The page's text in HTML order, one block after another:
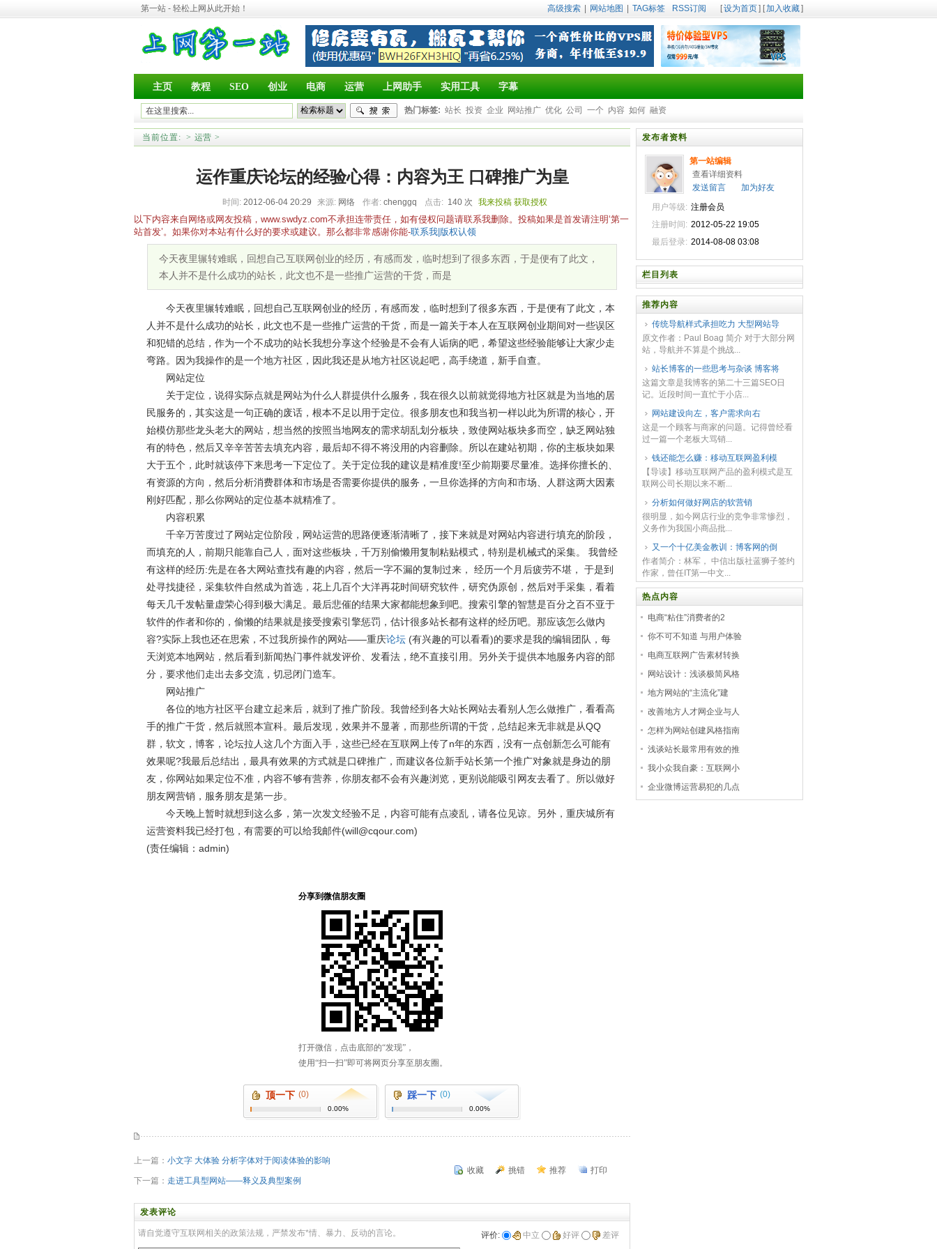
第一站 - 轻松上网从此开始！ 高级搜索 网站地图 TAG标签 RSS订阅 [设为首页] [加入收藏]
主页 教程 SEO 创业 电商 运营 上网助手 实用工具 字幕
热门标签: 站长 投资 企业 网站推广 优化 公司 一个 内容 如何 融资
当前位置: > 运营 >
运作重庆论坛的经验心得：内容为王 口碑推广为皇
时间: 2012-06-04 20:29 来源: 网络 作者: chenggq 点击: 140 次 我来投稿 获取授权
以下内容来自网络或网友投稿，www.swdyz.com不承担连带责任，如有侵权问题请联系我删除。投稿如果是首发请注明‘第一
站首发’。如果你对本站有什么好的要求或建议。那么都非常感谢你能-联系我|版权认领
今天夜里辗转难眠，回想自己互联网创业的经历，有感而发，临时想到了很多东西，于是便有了此文，
本人并不是什么成功的站长，此文也不是一些推广运营的干货，而是
今天夜里辗转难眠，回想自己互联网创业的经历，有感而发，临时想到了很多东西，于是便有了此文，本
人并不是什么成功的站长，此文也不是一些推广运营的干货，而是一篇关于本人在互联网创业期间对一些误区
和犯错的总结，作为一个不成功的站长我想分享这个经验是不会有人诟病的吧，希望这些经验能够让大家少走
弯路。因为我操作的是一个地方社区，因此我还是从地方社区说起吧，高手绕道，新手自查。
网站定位
关于定位，说得实际点就是网站为什么人群提供什么服务，我在很久以前就觉得地方社区就是为当地的居
民服务的，其实这是一句正确的废话，根本不足以用于定位。很多朋友也和我当初一样以此为所谓的核心，开
始模仿那些龙头老大的网站，想当然的按照当地网友的需求胡乱划分板块，致使网站板块多而空，缺乏网站独
有的特色，然后又辛辛苦苦去填充内容，最后却不得不将没用的内容删除。所以在建站初期，你的主板块如果
大于五个，此时就该停下来思考一下定位了。关于定位我的建议是精准度!至少前期要尽量准。选择你擅长的、
有资源的方向，然后分析消费群体和市场是否需要你提供的服务，一旦你选择的方向和市场、人群这两大因素
刚好匹配，那么你网站的定位基本就精准了。
内容积累
千辛万苦度过了网站定位阶段，网站运营的思路便逐渐清晰了，接下来就是对网站内容进行填充的阶段，
而填充的人，前期只能靠自己人，面对这些板块，千万别偷懒用复制粘贴模式，特别是机械式的采集。 我曾经
有这样的经历:先是在各大网站查找有趣的内容，然后一字不漏的复制过来， 经历一个月后疲劳不堪， 于是到
处寻找捷径，采集软件自然成为首选，花上几百个大洋再花时间研究软件，研究伪原创，然后对手采集，看着
每天几千发帖量虚荣心得到极大满足。最后悲催的结果大家都能想象到吧。搜索引擎的智慧是百分之百不亚于
软件的作者和你的，偷懒的结果就是接受搜索引擎惩罚，估计很多站长都有这样的经历吧。那应该怎么做内
容?实际上我也还在思索，不过我所操作的网站——重庆论坛 (有兴趣的可以看看)的要求是我的编辑团队，每
天浏览本地网站，然后看到新闻热门事件就发评价、发看法，绝不直接引用。另外关于提供本地服务内容的部
分，要求他们走出去多交流，切忌闭门造车。
网站推广
各位的地方社区平台建立起来后，就到了推广阶段。我曾经到各大站长网站去看别人怎么做推广，看看高
手的推广干货，然后就照本宣科。最后发现，效果并不显著，而那些所谓的干货，总结起来无非就是从QQ
群，软文，博客，论坛拉人这几个方面入手，这些已经在互联网上传了n年的东西，没有一点创新怎么可能有
效果呢?我最后总结出，最具有效果的方式就是口碑推广，而建议各位新手站长第一个推广对象就是身边的朋
友，你网站如果定位不准，内容不够有营养，你朋友都不会有兴趣浏览，更别说能吸引网友去看了。所以做好
朋友网营销，服务朋友是第一步。
今天晚上暂时就想到这么多，第一次发文经验不足，内容可能有点凌乱，请各位见谅。另外，重庆城所有
运营资料我已经打包，有需要的可以给我邮件(will@cqour.com)
(责任编辑：admin)
顶一下 (0)
0.00%
踩一下 (0)
0.00%
上一篇： 小文字 大体验 分析字体对于阅读体验的影响
下一篇： 走进工具型网站——释义及典型案例
收藏 挑错 推荐 打印
发表评论
请自觉遵守互联网相关的政策法规，严禁发布*情、暴力、反动的言论。 评价: 中立 好评 差评
发布者资料
第一站编辑
查看详细资料
发送留言
加为好友
用户等级: 注册会员
注册时间: 2012-05-22 19:05
最后登录: 2014-08-08 03:08
栏目列表
推荐内容
传统导航样式承担吃力 大型网站导
原文作者：Paul Boag 简介 对于大部分网
站，导航并不算是个挑战...
站长博客的一些思考与杂谈 博客将
这篇文章是我博客的第二十三篇SEO日
记。近段时间一直忙于小店...
网站建设向左，客户需求向右
这是一个顾客与商家的问题。记得曾经看
过一篇一个老板大骂销...
钱还能怎么赚：移动互联网盈利模
【导读】移动互联网产品的盈利模式是互
联网公司长期以来不断...
分析如何做好网店的软营销
很明显，如今网店行业的竞争非常惨烈，
义务作为我国小商品批...
又一个十亿美金教训：博客网的倒
作者简介：林军， 中信出版社蓝狮子签约
作家，曾任IT第一中文...
热点内容
电商“粘住”消费者的2
你不可不知道 与用户体验
电商互联网广告素材转换
网站设计：浅谈极简风格
地方网站的“主流化”建
改善地方人才网企业与人
怎样为网站创建风格指南
浅谈站长最常用有效的推
我小众我自豪：互联网小
企业微博运营易犯的几点